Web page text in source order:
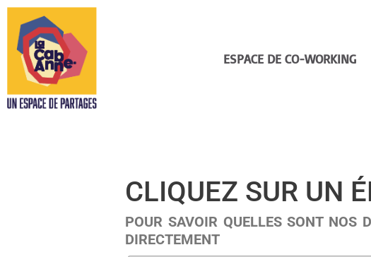
ESPACE DE CO-WORKING
CLIQUEZ SUR UN
POUR SAVOIR QUELLES SONT NOS
DIRECTEMENT